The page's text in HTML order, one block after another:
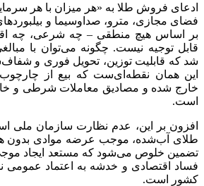
ادعای فروش طلا به «هر میزان با هر
فضای مجازی، مترو، صداوسیما و
بر اساس هیچ منطقی – چه شرعی، چه
قابل توجیه نیست. چگونه می‌توان با
شد که قابلیت توزین، تحویل فوری و
این همان نقطه‌ای‌ست که بیع از
خارج شده و مصادیق معاملات شرطی و
است.
افزون بر این، عدم نظارت سازمان ملی
طلای آب‌شده، موجب عرضه موادی بدون
تضمین خلوص می‌شود که مستعد ایجاد
فساد اقتصادی و خدشه به اعتماد عمومی
کشور است.